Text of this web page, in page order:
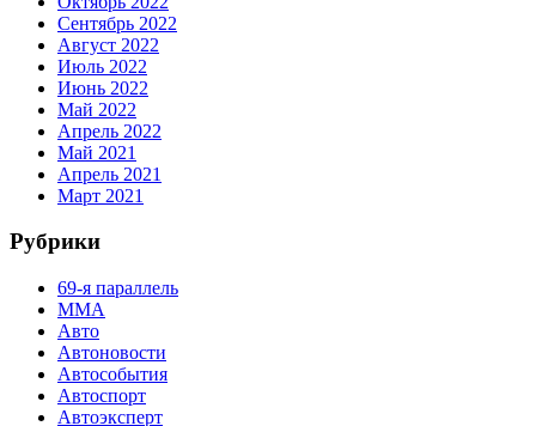
Сентябрь 2022
Август 2022
Июль 2022
Июнь 2022
Май 2022
Апрель 2022
Май 2021
Апрель 2021
Март 2021
Рубрики
69-я параллель
MMA
Авто
Автоновости
Автособытия
Автоспорт
Автоэксперт